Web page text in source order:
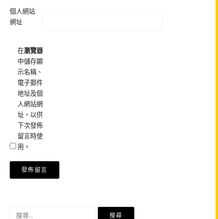
個人網站
網址
在瀏覽器
中儲存顯
示名稱、
電子郵件
地址及個
人網站網
址，以供
下次發佈
留言時使
用。